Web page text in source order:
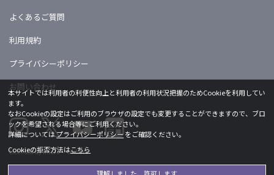
よくあるご質問
利用規約
プライバシーポリシー
お問い合わせ
Licensed by khara ©khara
本サイトでは利用者の利便性向上と利用者の利用状況把握のためCookieを利用してい
ます。
なおCookieの設定はご利用のブラウザの設定でも変更することができますので、ブロ
ックを希望される場合等にご利用ください。
詳細についてはプライバシーポリシーをご確認ください。
Cookieの拒否方法はこちら